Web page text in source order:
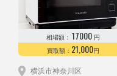
相場額： 17000 円
買取額： 21,000円
横浜市神奈川区